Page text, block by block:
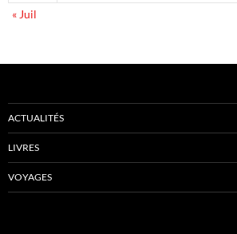
« Juil
ACTUALITÉS
LIVRES
VOYAGES